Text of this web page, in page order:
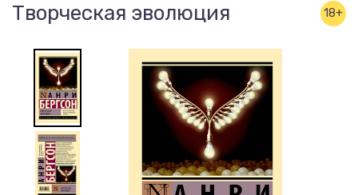
Творческая эволюция 18+